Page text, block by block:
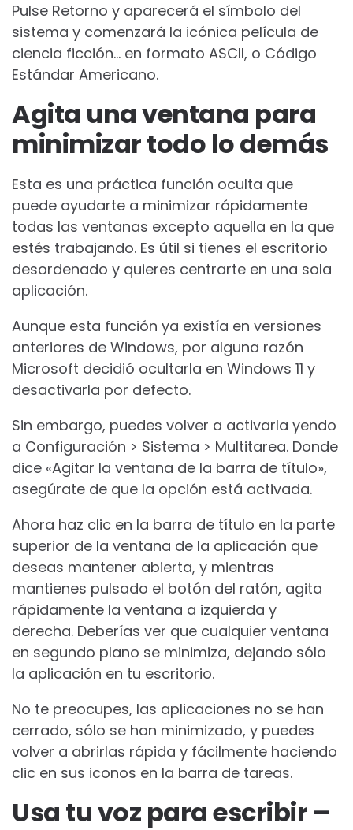
Pulse Retorno y aparecerá el símbolo del
sistema y comenzará la icónica película de
ciencia ficción… en formato ASCII, o Código
Estándar Americano.
Agita una ventana para
minimizar todo lo demás
Esta es una práctica función oculta que
puede ayudarte a minimizar rápidamente
todas las ventanas excepto aquella en la que
estés trabajando. Es útil si tienes el escritorio
desordenado y quieres centrarte en una sola
aplicación.
Aunque esta función ya existía en versiones
anteriores de Windows, por alguna razón
Microsoft decidió ocultarla en Windows 11 y
desactivarla por defecto.
Sin embargo, puedes volver a activarla yendo
a Configuración > Sistema > Multitarea. Donde
dice «Agitar la ventana de la barra de título»,
asegúrate de que la opción está activada.
Ahora haz clic en la barra de título en la parte
superior de la ventana de la aplicación que
deseas mantener abierta, y mientras
mantienes pulsado el botón del ratón, agita
rápidamente la ventana a izquierda y
derecha. Deberías ver que cualquier ventana
en segundo plano se minimiza, dejando sólo
la aplicación en tu escritorio.
No te preocupes, las aplicaciones no se han
cerrado, sólo se han minimizado, y puedes
volver a abrirlas rápida y fácilmente haciendo
clic en sus iconos en la barra de tareas.
Usa tu voz para escribir –